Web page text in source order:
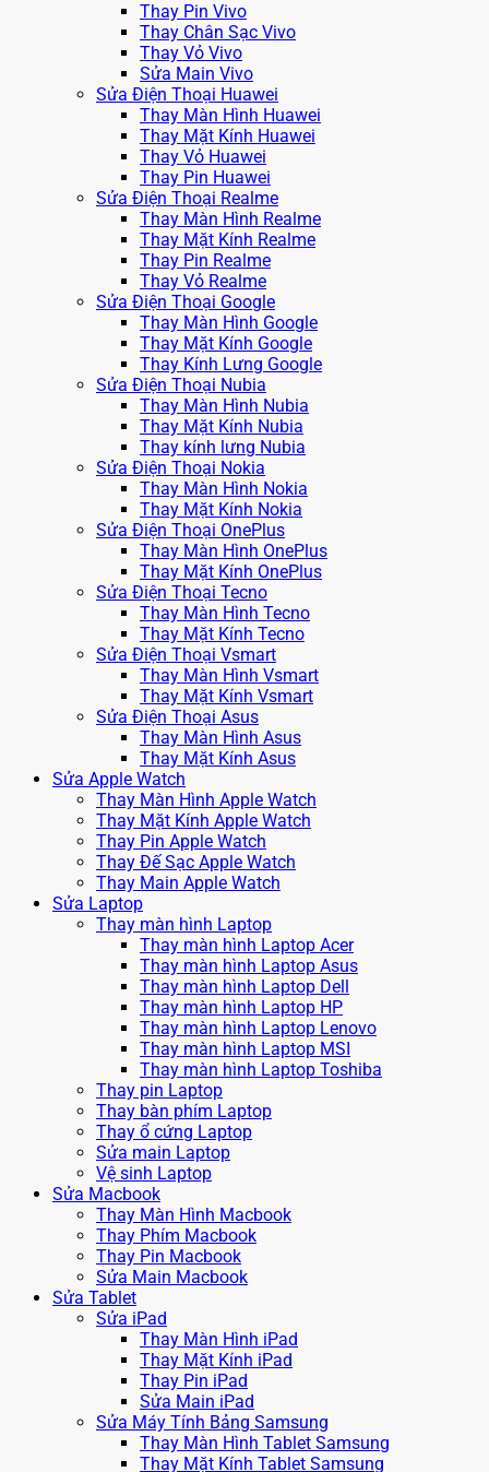
Thay Pin Vivo
Thay Chân Sạc Vivo
Thay Vỏ Vivo
Sửa Main Vivo
Sửa Điện Thoại Huawei
Thay Màn Hình Huawei
Thay Mặt Kính Huawei
Thay Vỏ Huawei
Thay Pin Huawei
Sửa Điện Thoại Realme
Thay Màn Hình Realme
Thay Mặt Kính Realme
Thay Pin Realme
Thay Vỏ Realme
Sửa Điện Thoại Google
Thay Màn Hình Google
Thay Mặt Kính Google
Thay Kính Lưng Google
Sửa Điện Thoại Nubia
Thay Màn Hình Nubia
Thay Mặt Kính Nubia
Thay kính lưng Nubia
Sửa Điện Thoại Nokia
Thay Màn Hình Nokia
Thay Mặt Kính Nokia
Sửa Điện Thoại OnePlus
Thay Màn Hình OnePlus
Thay Mặt Kính OnePlus
Sửa Điện Thoại Tecno
Thay Màn Hình Tecno
Thay Mặt Kính Tecno
Sửa Điện Thoại Vsmart
Thay Màn Hình Vsmart
Thay Mặt Kính Vsmart
Sửa Điện Thoại Asus
Thay Màn Hình Asus
Thay Mặt Kính Asus
Sửa Apple Watch
Thay Màn Hình Apple Watch
Thay Mặt Kính Apple Watch
Thay Pin Apple Watch
Thay Đế Sạc Apple Watch
Thay Main Apple Watch
Sửa Laptop
Thay màn hình Laptop
Thay màn hình Laptop Acer
Thay màn hình Laptop Asus
Thay màn hình Laptop Dell
Thay màn hình Laptop HP
Thay màn hình Laptop Lenovo
Thay màn hình Laptop MSI
Thay màn hình Laptop Toshiba
Thay pin Laptop
Thay bàn phím Laptop
Thay ổ cứng Laptop
Sửa main Laptop
Vệ sinh Laptop
Sửa Macbook
Thay Màn Hình Macbook
Thay Phím Macbook
Thay Pin Macbook
Sửa Main Macbook
Sửa Tablet
Sửa iPad
Thay Màn Hình iPad
Thay Mặt Kính iPad
Thay Pin iPad
Sửa Main iPad
Sửa Máy Tính Bảng Samsung
Thay Màn Hình Tablet Samsung
Thay Mặt Kính Tablet Samsung